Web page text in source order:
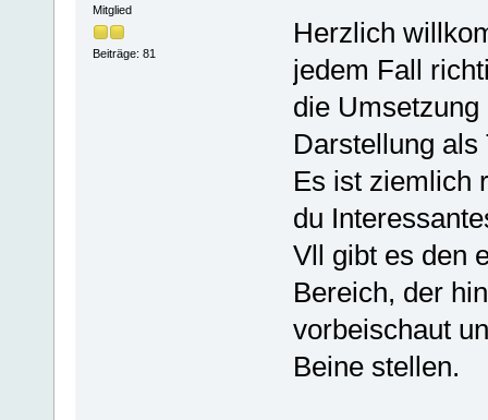
Mitglied
Beiträge: 81
Herzlich
jedem Fall
die
Darstellung als
Es ist ziemlich
du
Vll gibt es den
Bereich, der
vorbeischaut
Beine stellen.